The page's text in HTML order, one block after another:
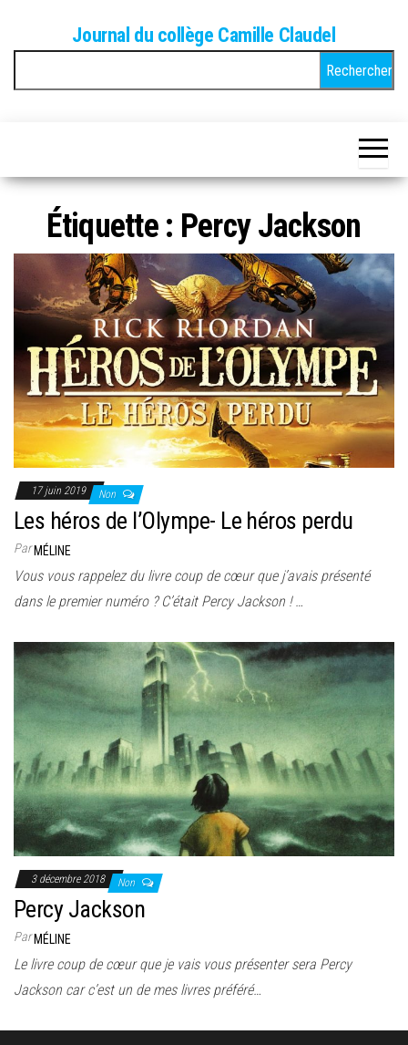
content
Journal du collège Camille Claudel
Étiquette : Percy Jackson
17 juin 2019 Non
Les héros de l’Olympe- Le héros perdu
ParMÉLINE
Vous vous rappelez du livre coup de cœur que j’avais présenté
dans le premier numéro ? C’était Percy Jackson ! …
3 décembre 2018 Non
Percy Jackson
ParMÉLINE
Le livre coup de cœur que je vais vous présenter sera Percy
Jackson car c’est un de mes livres préféré…